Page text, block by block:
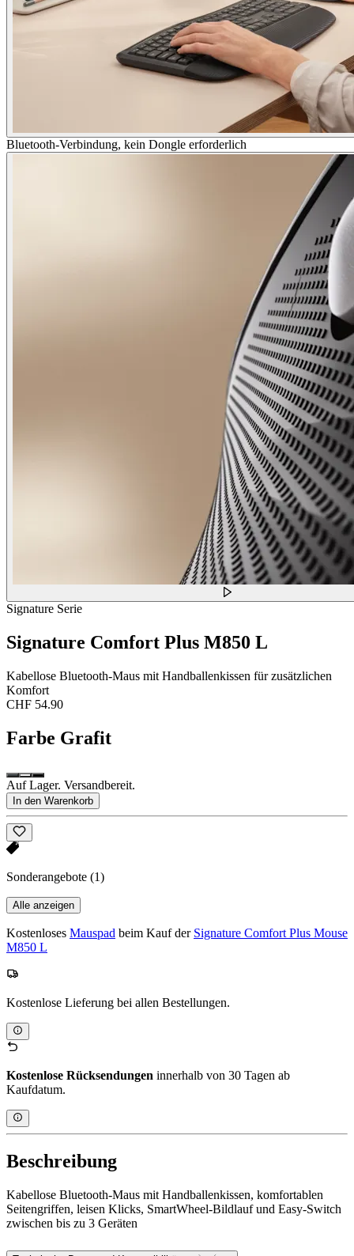
Bluetooth-Verbindung, kein Dongle erforderlich
Signature Serie
Signature Comfort Plus M850 L
Kabellose Bluetooth-Maus mit Handballenkissen für zusätzlichen
Komfort
CHF 54.90
Farbe Grafit
Auf Lager. Versandbereit.
In den Warenkorb
Sonderangebote (1)
Alle anzeigen
Kostenloses Mauspad beim Kauf der Signature Comfort Plus Mouse
M850 L
Kostenlose Lieferung bei allen Bestellungen.
Kostenlose Rücksendungen innerhalb von 30 Tagen ab
Kaufdatum.
Beschreibung
Kabellose Bluetooth-Maus mit Handballenkissen, komfortablen
Seitengriffen, leisen Klicks, SmartWheel-Bildlauf und Easy-Switch
zwischen bis zu 3 Geräten